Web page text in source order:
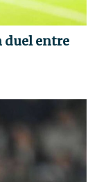
duel entre